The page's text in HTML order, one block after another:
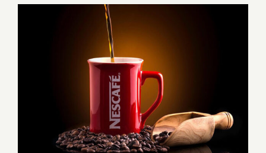
نسکافه؛ پیشگام قهوه فوری